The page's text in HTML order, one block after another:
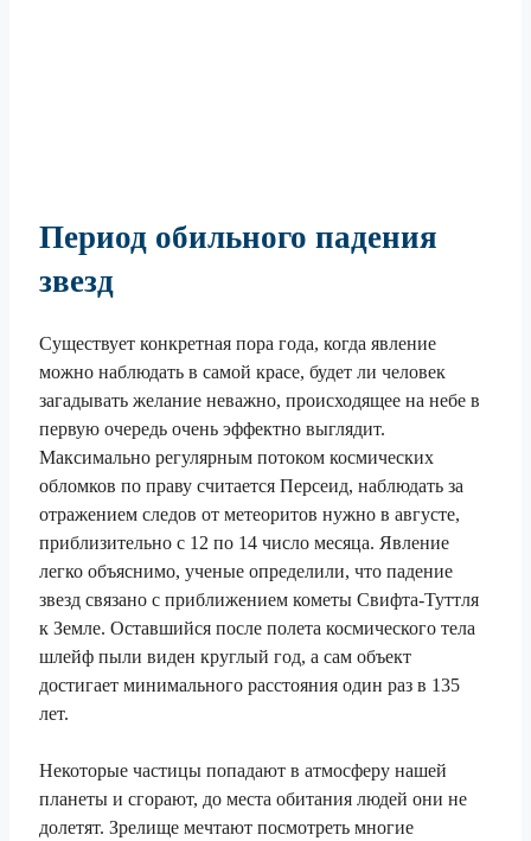
Период обильного падения
звезд
Существует конкретная пора года, когда явление
можно наблюдать в самой красе, будет ли человек
загадывать желание неважно, происходящее на небе в
первую очередь очень эффектно выглядит.
Максимально регулярным потоком космических
обломков по праву считается Персеид, наблюдать за
отражением следов от метеоритов нужно в августе,
приблизительно с 12 по 14 число месяца. Явление
легко объяснимо, ученые определили, что падение
звезд связано с приближением кометы Свифта-Туттля
к Земле. Оставшийся после полета космического тела
шлейф пыли виден круглый год, а сам объект
достигает минимального расстояния один раз в 135
лет.
Некоторые частицы попадают в атмосферу нашей
планеты и сгорают, до места обитания людей они не
долетят. Зрелище мечтают посмотреть многие